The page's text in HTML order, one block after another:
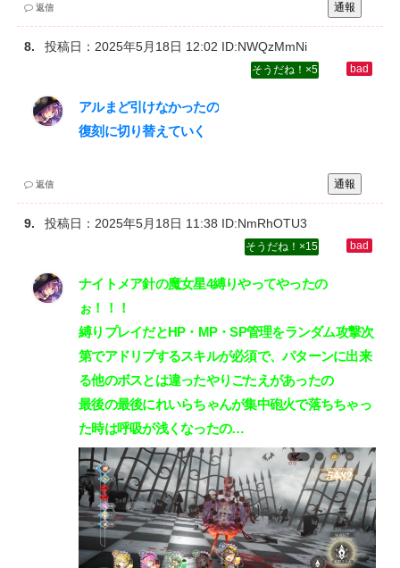
通報
返信
投稿日：2025年5月18日 12:02 ID:NWQzMmNi
5
アルまど引けなかったの‌
復刻に切り替えていく
通報
返信
投稿日： 2025年5月18日 11:38 ID:NmRhOTU3
15
ナイトメア針の魔女星4縛りやってやったの
ぉ！！！‌
縛りプレイだとHP・MP・SP管理をランダム攻撃次
第でアドリブするスキルが必須で、パターンに出来
る他のボスとは違ったやりごたえがあったの‌
最後の最後にれいらちゃんが集中砲火で落ちちゃっ
た時は呼吸が浅くなったの…